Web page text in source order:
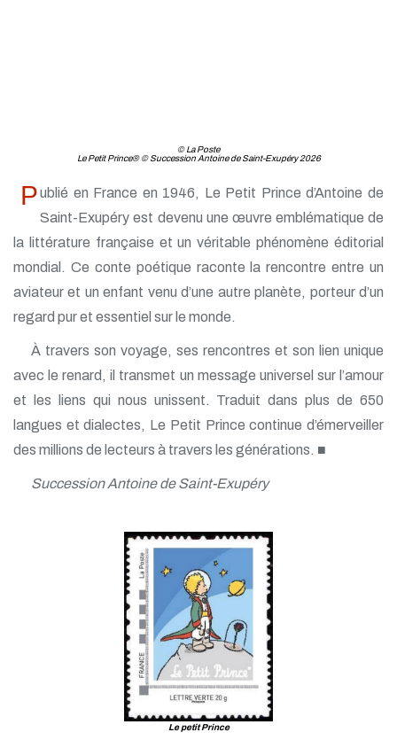
© La Poste
Le Petit Prince® © Succession Antoine de Saint-Exupéry 2026
Publié en France en 1946, Le Petit Prince d’Antoine de
Saint-Exupéry est devenu une œuvre emblématique de
la littérature française et un véritable phénomène éditorial
mondial. Ce conte poétique raconte la rencontre entre un
aviateur et un enfant venu d’une autre planète, porteur d’un
regard pur et essentiel sur le monde.
À travers son voyage, ses rencontres et son lien unique
avec le renard, il transmet un message universel sur l’amour
et les liens qui nous unissent. Traduit dans plus de 650
langues et dialectes, Le Petit Prince continue d’émerveiller
des millions de lecteurs à travers les générations. ■
Succession Antoine de Saint-Exupéry
Le petit Prince